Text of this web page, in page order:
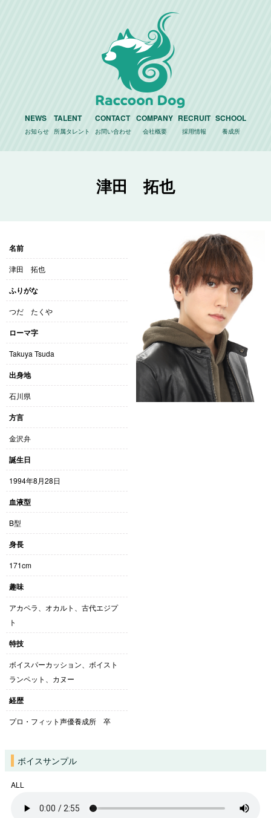
NEWS
お知らせ
TALENT
所属タレント
CONTACT
お問い合わせ
COMPANY
会社概要
RECRUIT
採用情報
SCHOOL
養成所
津田 拓也
名前
津田 拓也
ふりがな
つだ たくや
ローマ字
Takuya Tsuda
出身地
石川県
方言
金沢弁
誕生日
1994年8月28日
血液型
B型
身長
171cm
趣味
アカペラ、オカルト、古代エジプ
ト
特技
ボイスパーカッション、ボイスト
ランペット、カヌー
経歴
プロ・フィット声優養成所 卒
ボイスサンプル
ALL